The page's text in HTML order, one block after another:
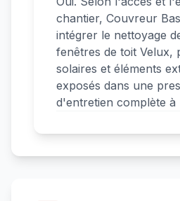
chantier, Couvreur
intégrer le nettoyage
fenêtres de toit Velux,
solaires et éléments
exposés dans une
d'entretien complète à